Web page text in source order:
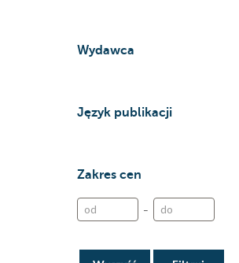
Wydawca
Język publikacji
Zakres cen
–